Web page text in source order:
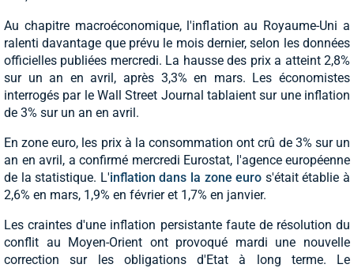
Au chapitre macroéconomique, l'inflation au Royaume-Uni a
ralenti davantage que prévu le mois dernier, selon les données
officielles publiées mercredi. La hausse des prix a atteint 2,8%
sur un an en avril, après 3,3% en mars. Les économistes
interrogés par le Wall Street Journal tablaient sur une inflation
de 3% sur un an en avril.
En zone euro, les prix à la consommation ont crû de 3% sur un
an en avril, a confirmé mercredi Eurostat, l'agence européenne
de la statistique. L'inflation dans la zone euro s'était établie à
2,6% en mars, 1,9% en février et 1,7% en janvier.
Les craintes d'une inflation persistante faute de résolution du
conflit au Moyen-Orient ont provoqué mardi une nouvelle
correction sur les obligations d'Etat à long terme. Le